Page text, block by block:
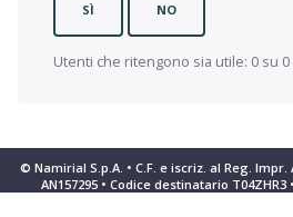
SÌ NO
Utenti che ritengono sia utile: 0 su 0
© Namirial S.p.A. • C.F. e iscriz. al Reg. Impr.
AN157295 • Codice destinatario T04ZHR3